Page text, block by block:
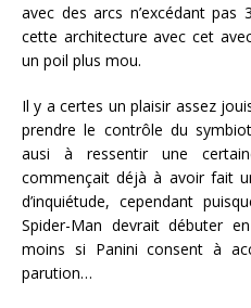
avec des arcs n’excédant
cette architecture avec cet
un poil plus mou.
Il y a certes un plaisir assez
prendre le contrôle du
ausi à ressentir une
commençait déjà à avoir fait
d’inquiétude, cependant
Spider-Man devrait débuter
moins si Panini consent à
parution…